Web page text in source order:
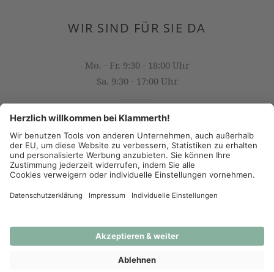
WIR SIND FÜR SIE DA
Mo. - Fr. 9:30 - 18:00 Uhr
Sa. 9:30 - 17:00 Uhr
OFFICE@KLAMMERTH.AT
+43 316 825 618 0
(c) 2026 - J.K. Klammerth, Josef Hahns Erben KG